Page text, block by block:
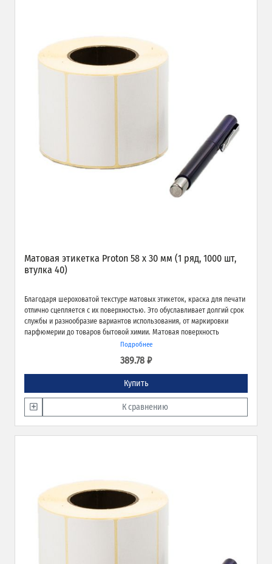
Матовая этикетка Proton 58 х 30 мм (1 ряд, 1000 шт,
втулка 40)
Благодаря шероховатой текстуре матовых этикеток, краска для печати
отлично сцепляется с их поверхностью. Это обуславливает долгий срок
службы и разнообразие вариантов использования, от маркировки
парфюмерии до товаров бытовой химии. Матовая поверхность
обеспечивает превосходное качество печати и широкие возможности
Подробнее
389.78 ₽
Купить
К сравнению